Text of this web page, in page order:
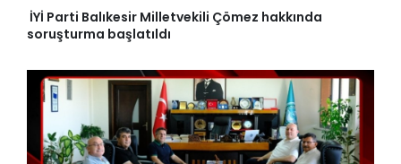
İYİ Parti Balıkesir Milletvekili Çömez hakkında
soruşturma başlatıldı